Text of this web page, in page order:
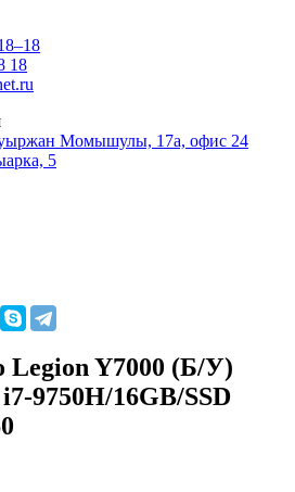
18
Момышулы, 17а, офис 24
5
Legion Y7000 (Б/У)
9750H/16GB/SSD